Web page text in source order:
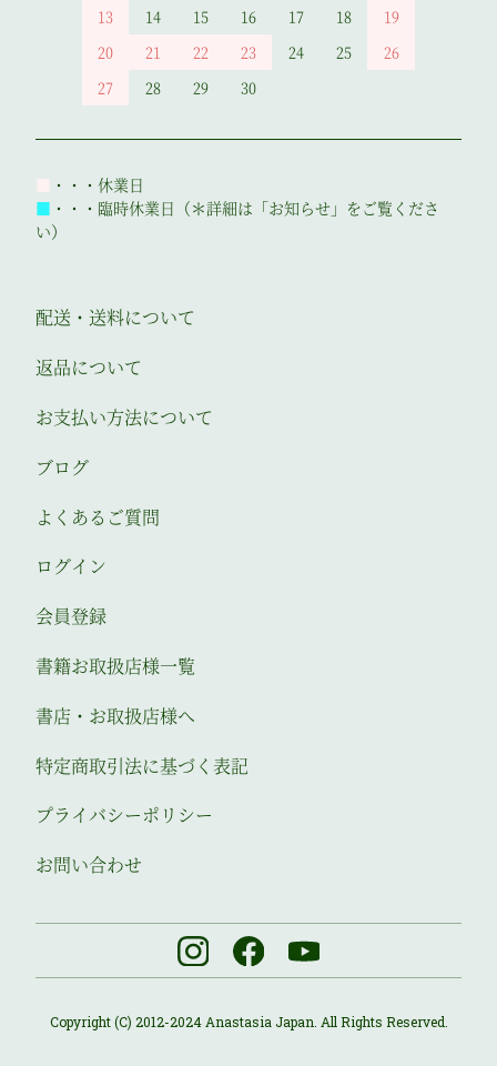
13
14 15 16 17 18
19
20
21 22 23 24 25
26
27
28 29 30
■ ・・・休業日
■ ・・・臨時休業日（＊詳細は「お知らせ」をご覧くださ
い）
配送・送料について
返品について
お支払い方法について
ブログ
よくあるご質問
ログイン
会員登録
書籍お取扱店様一覧
書店・お取扱店様へ
特定商取引法に基づく表記
プライバシーポリシー
お問い合わせ
Copyright (C) 2012-2024 Anastasia Japan. All Rights Reserved.